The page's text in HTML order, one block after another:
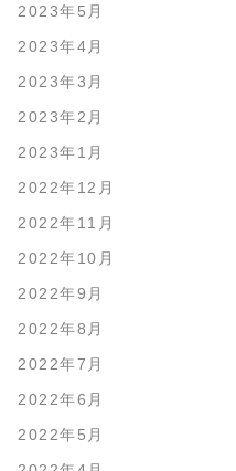
2023年5月
2023年4月
2023年3月
2023年2月
2023年1月
2022年12月
2022年11月
2022年10月
2022年9月
2022年8月
2022年7月
2022年6月
2022年5月